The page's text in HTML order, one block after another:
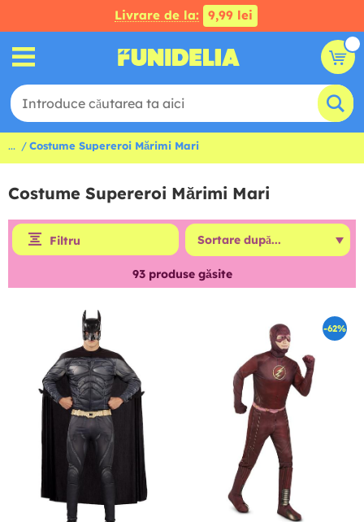
Livrare de la: 9,99 lei
... Costume Supereroi Mărimi Mari
Costume Supereroi Mărimi Mari
Filtru
93produse găsite
-62%